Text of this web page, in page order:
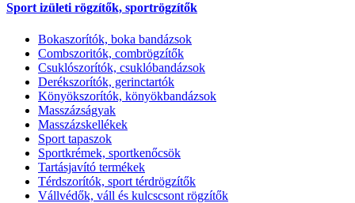
Sport izületi rögzítők, sportrögzítők
Bokaszorítók, boka bandázsok
Combszoritók, combrögzítők
Csuklószorítók, csuklóbandázsok
Derékszorítók, gerinctartók
Könyökszorítók, könyökbandázsok
Masszázságyak
Masszázskellékek
Sport tapaszok
Sportkrémek, sportkenőcsök
Tartásjavító termékek
Térdszorítók, sport térdrögzítők
Vállvédők, váll és kulcscsont rögzítők